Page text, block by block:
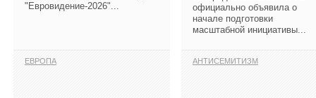
"Евровидение-2026"...
ЕВРОПА
официально объявила о
начале подготовки
масштабной инициативы...
АНТИСЕМИТИЗМ